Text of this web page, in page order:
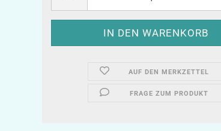
AUF DEN MERKZETTEL
FRAGE ZUM PRODUKT